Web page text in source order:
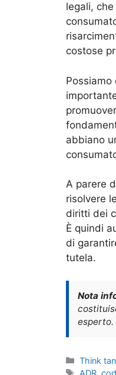
legali,
costose
abbiano
A parere
risolvere
diritti dei
È quindi
di
tutela.
Nota
esperto.
Think
Tag
ADR ,